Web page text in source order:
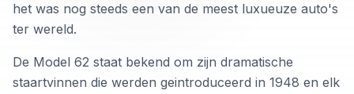
het was nog steeds een van de meest luxueuze auto's
ter wereld.
De Model 62 staat bekend om zijn dramatische
staartvinnen die werden geintroduceerd in 1948 en elk